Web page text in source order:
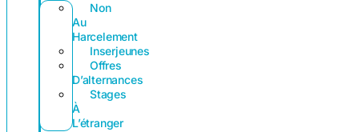
Non
Au
Harcelement
Inserjeunes
Offres
D’alternances
Stages
À
L’étranger